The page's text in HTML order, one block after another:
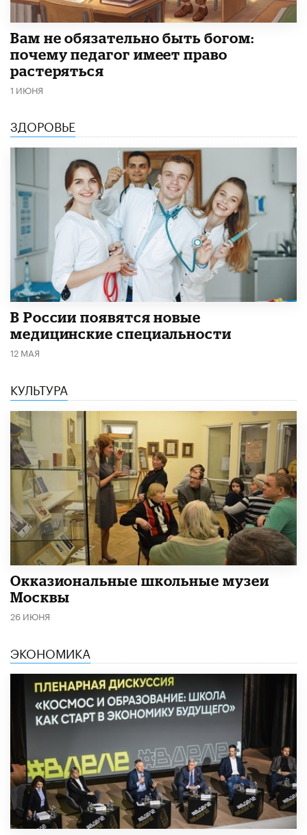
​Вам не обязательно быть богом:
почему педагог имеет право
растеряться
1 ИЮНЯ
ЗДОРОВЬЕ
В России появятся новые
медицинские специальности
12 МАЯ
КУЛЬТУРА
​Окказиональные школьные музеи
Москвы
26 ИЮНЯ
ЭКОНОМИКА